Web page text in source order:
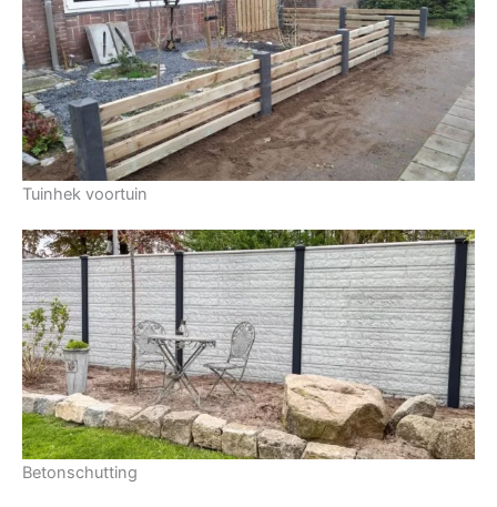
Tuinhek voortuin
Betonschutting